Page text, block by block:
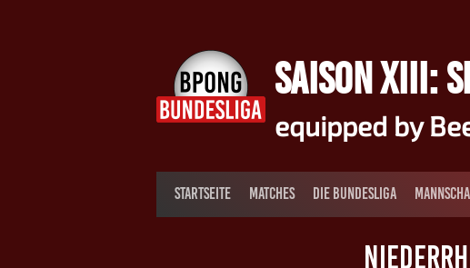
SAISON XIII:
equipped by
STARTSEITE MATCHES DIE BUNDESLIGA